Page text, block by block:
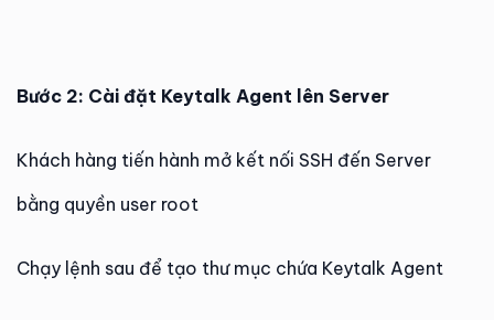
Bước 2: Cài đặt Keytalk Agent lên Server
Khách hàng tiến hành mở kết nối SSH đến Server
bằng quyền user root
Chạy lệnh sau để tạo thư mục chứa Keytalk Agent